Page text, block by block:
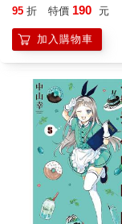
95 折 特價 190 元
加入購物車